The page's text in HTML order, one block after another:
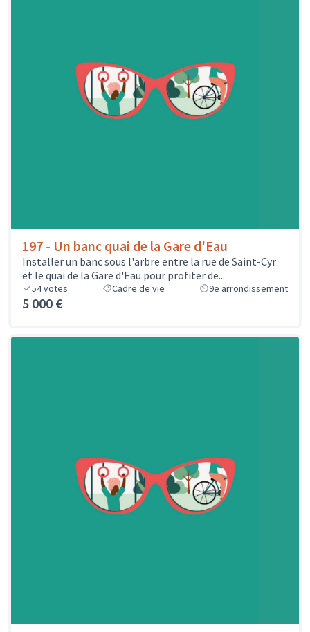
197 - Un banc quai de la Gare d'Eau
Installer un banc sous l'arbre entre la rue de Saint-Cyr
et le quai de la Gare d'Eau pour profiter de...
54votes Cadre de vie 9e arrondissement
5 000 €